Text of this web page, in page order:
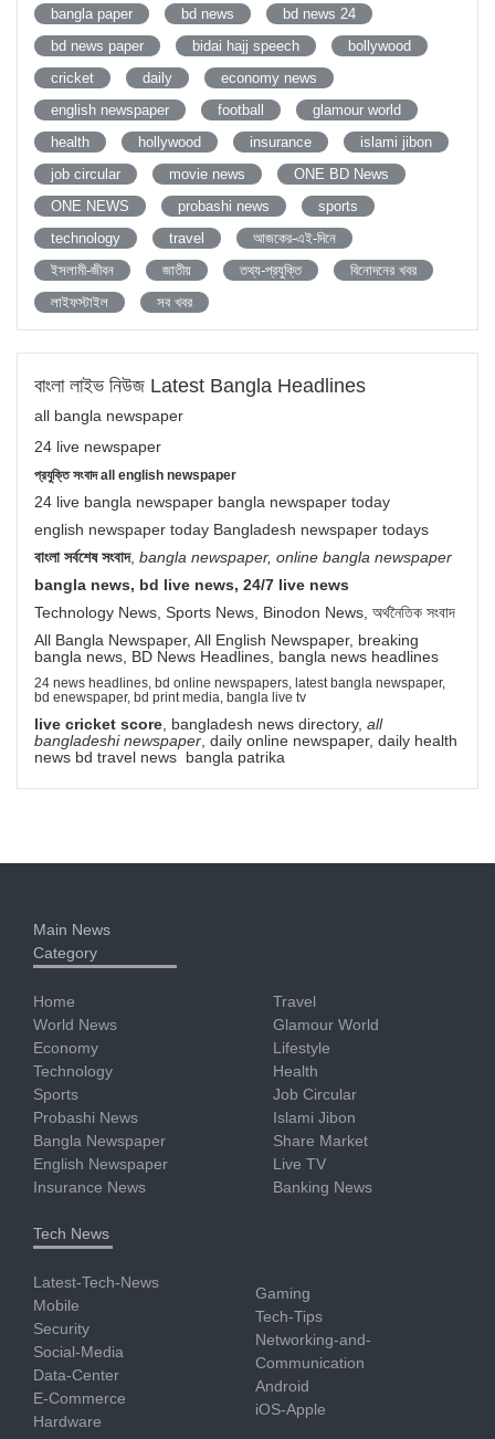
bangla paper
bd news
bd news 24
bd news paper
bidai hajj speech
bollywood
cricket
daily
economy news
english newspaper
football
glamour world
health
hollywood insurance
islami jibon
job circular
movie news
ONE BD News
ONE NEWS
probashi news
sports
technology
travel
আজকের-এই-দিনে
ইসলামী-জীবন
জাতীয় তথ্য-প্রযুক্তি
বিনোদনের খবর
লাইফস্টাইল
সব খবর
বাংলা লাইভ নিউজ Latest Bangla Headlines
all bangla newspaper
24 live newspaper
প্রযুক্তি সংবাদ all english newspaper
24 live bangla newspaper bangla newspaper today
english newspaper today Bangladesh newspaper todays
বাংলা সর্বশেষ সংবাদ, bangla newspaper, online bangla newspaper
bangla news, bd live news, 24/7 live news
Technology News, Sports News, Binodon News, অর্থনৈতিক সংবাদ
All Bangla Newspaper, All English Newspaper, breaking
bangla news, BD News Headlines, bangla news headlines
24 news headlines, bd online newspapers, latest bangla newspaper,
bd enewspaper, bd print media, bangla live tv
live cricket score , bangladesh news directory, all
bangladeshi newspaper , daily online newspaper, daily health
news bd travel news bangla patrika
Main News
Category
Home
World News
Economy
Technology
Sports
Probashi News
Bangla Newspaper
English Newspaper
Insurance News
Travel
Glamour World
Lifestyle
Health
Job Circular
Islami Jibon
Share Market
Live TV
Banking News
Tech News
Latest-Tech-News
Mobile
Security
Social-Media
Data-Center
E-Commerce
Hardware
Gaming
Tech-Tips
Networking-and-
Communication
Android
iOS-Apple